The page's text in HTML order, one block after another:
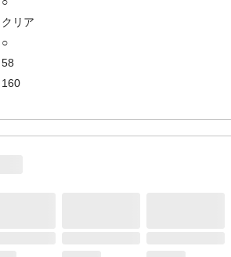
クリア
○
58
160
○